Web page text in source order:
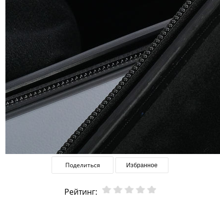
Поделиться Избранное
Рейтинг: